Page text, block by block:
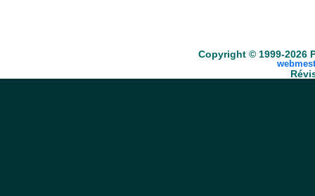
Copyright © 1999-2026